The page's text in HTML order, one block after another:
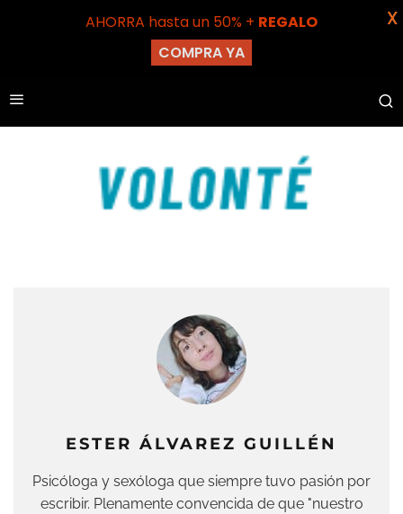
ESTER ÁLVAREZ GUILLÉN
Psicóloga y sexóloga que siempre tuvo pasión por
escribir. Plenamente convencida de que "nuestro
AHORRA hasta un 50% + REGALO
COMPRA YA
X